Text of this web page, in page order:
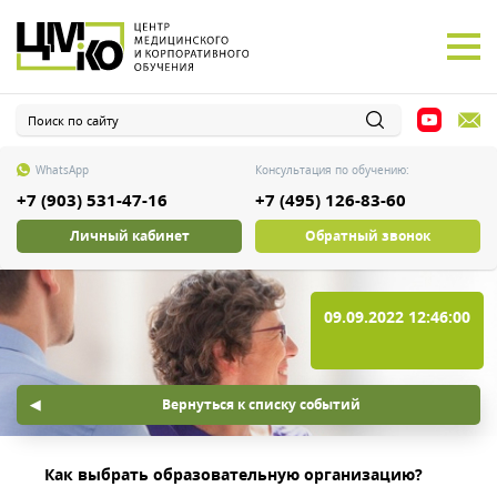
WhatsApp
+7 (903) 531-47-16
Консультация по обучению:
+7 (495) 126-83-60
Личный кабинет Обратный звонок
Вернуться к списку событий
09.09.2022 12:46:00
Как выбрать образовательную организацию?